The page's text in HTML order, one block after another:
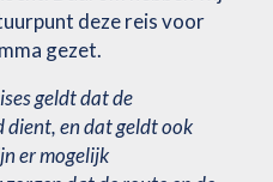
deze reis voor
gezet.
geldt dat de
dient, en dat geldt ook
er mogelijk